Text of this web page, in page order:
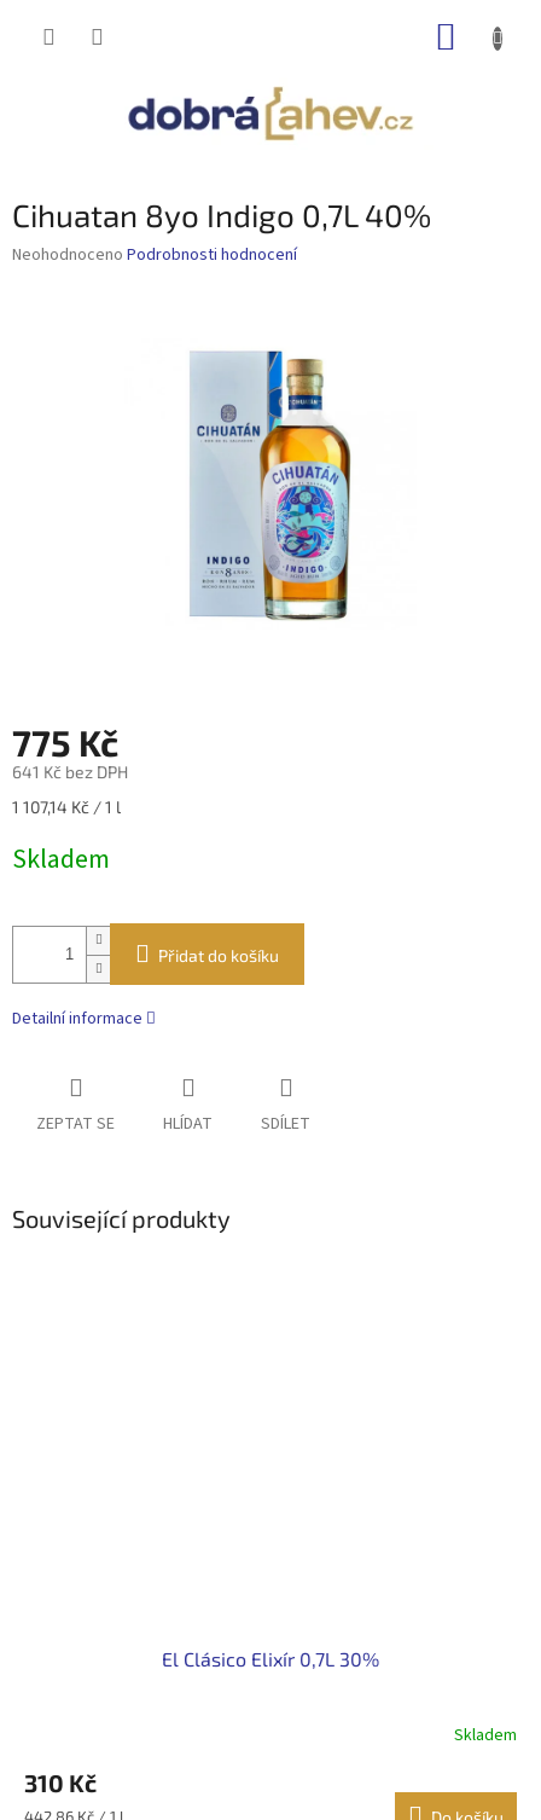
Cihuatan 8yo Indigo 0,7L 40%
Průměrné
Neohodnoceno Podrobnosti hodnocení
775 Kč
641 Kč bez DPH
Měrná
1 107,14 Kč / 1 l
Skladem
Přidat do košíku
Detailní informace
ZEPTAT SE HLÍDAT SDÍLET
Související produkty
El Clásico Elixír 0,7L 30%
Skladem
310 Kč
Měrná